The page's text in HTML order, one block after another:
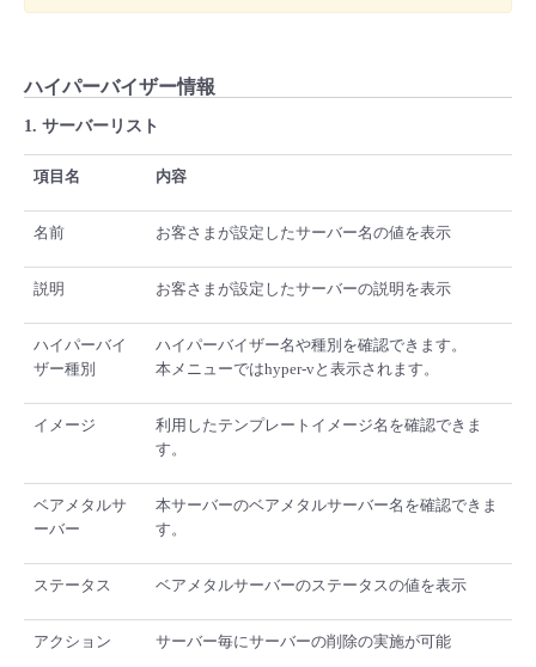
ハイパーバイザー情報
1. サーバーリスト
項目名 内容
名前 お客さまが設定したサーバー名の値を表示
説明 お客さまが設定したサーバーの説明を表示
ハイパーバイ
ザー種別
ハイパーバイザー名や種別を確認できます。
本メニューではhyper-vと表示されます。
イメージ
利用したテンプレートイメージ名を確認できま
す。
ベアメタルサ
ーバー
本サーバーのベアメタルサーバー名を確認できま
す。
ステータス ベアメタルサーバーのステータスの値を表示
アクション サーバー毎にサーバーの削除の実施が可能